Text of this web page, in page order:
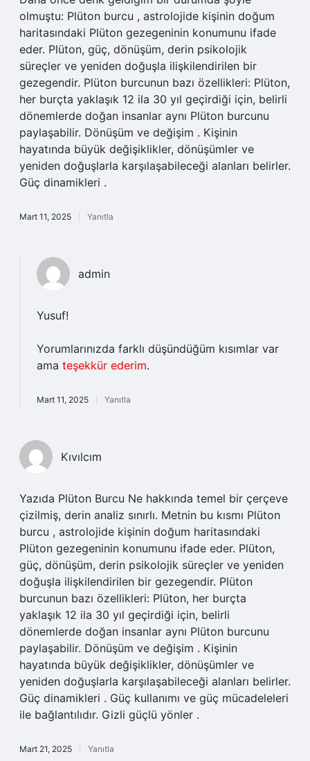
olmuştu: Plüton burcu , astrolojide kişinin doğum
haritasındaki Plüton gezegeninin konumunu ifade
eder. Plüton, güç, dönüşüm, derin psikolojik
süreçler ve yeniden doğuşla ilişkilendirilen bir
gezegendir. Plüton burcunun bazı özellikleri: Plüton,
her burçta yaklaşık 12 ila 30 yıl geçirdiği için, belirli
dönemlerde doğan insanlar aynı Plüton burcunu
paylaşabilir. Dönüşüm ve değişim . Kişinin
hayatında büyük değişiklikler, dönüşümler ve
yeniden doğuşlarla karşılaşabileceği alanları belirler.
Güç dinamikleri .
Mart 11, 2025 Yanıtla
admin
Yusuf!
Yorumlarınızda farklı düşündüğüm kısımlar var
ama teşekkür ederim.
Mart 11, 2025 Yanıtla
Kıvılcım
Yazıda Plüton Burcu Ne hakkında temel bir çerçeve
çizilmiş, derin analiz sınırlı. Metnin bu kısmı Plüton
burcu , astrolojide kişinin doğum haritasındaki
Plüton gezegeninin konumunu ifade eder. Plüton,
güç, dönüşüm, derin psikolojik süreçler ve yeniden
doğuşla ilişkilendirilen bir gezegendir. Plüton
burcunun bazı özellikleri: Plüton, her burçta
yaklaşık 12 ila 30 yıl geçirdiği için, belirli
dönemlerde doğan insanlar aynı Plüton burcunu
paylaşabilir. Dönüşüm ve değişim . Kişinin
hayatında büyük değişiklikler, dönüşümler ve
yeniden doğuşlarla karşılaşabileceği alanları belirler.
Güç dinamikleri . Güç kullanımı ve güç mücadeleleri
ile bağlantılıdır. Gizli güçlü yönler .
Mart 21, 2025 Yanıtla